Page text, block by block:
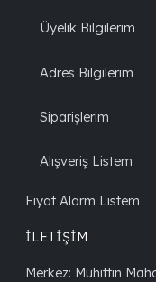
Üyelik Bilgilerim
Adres Bilgilerim
Siparişlerim
Alışveriş Listem
Fiyat Alarm Listem
İLETİŞİM
Merkez: Muhittin